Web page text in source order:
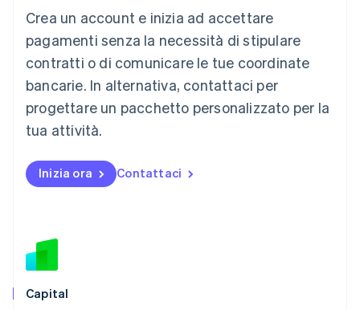
Crea un account e inizia ad accettare
pagamenti senza la necessità di stipulare
contratti o di comunicare le tue coordinate
bancarie. In alternativa, contattaci per
progettare un pacchetto personalizzato per la
tua attività.
Inizia ora Contattaci
Capital
Lussemburgo
Deutsch English
Malaysia
English 简体中文
Malta
Messico
EspañolEnglish
English
Nuova Zelanda
Polonia
Portogallo
Português